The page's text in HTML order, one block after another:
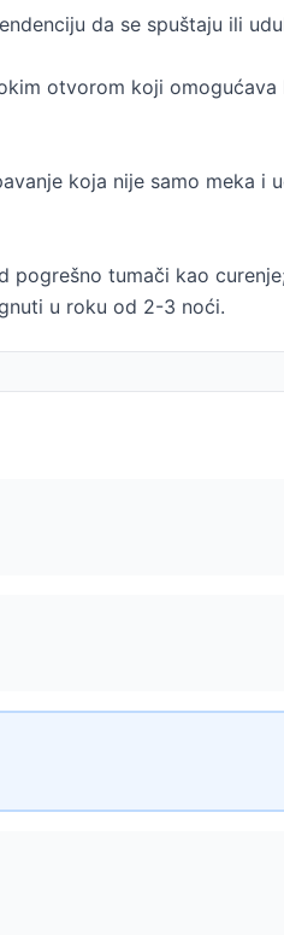
da se spuštaju ili
otvorom koji
koja nije samo meka i
pogrešno tumači kao
u roku od 2-3 noći.